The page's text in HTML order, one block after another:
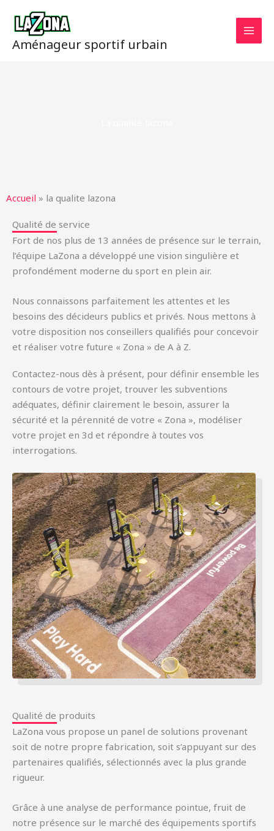
content
Aménageur sportif urbain
Accueil » la qualite lazona
Qualité de service
Fort de nos plus de 13 années de présence sur le terrain,
l’équipe LaZona a développé une vision singulière et
profondément moderne du sport en plein air.
Nous connaissons parfaitement les attentes et les
besoins des décideurs publics et privés. Nous mettons à
votre disposition nos conseillers qualifiés pour concevoir
et réaliser votre future « Zona » de A à Z.
Contactez-nous dès à présent, pour définir ensemble les
contours de votre projet, trouver les subventions
adéquates, définir clairement le besoin, assurer la
sécurité et la pérennité de votre « Zona », modéliser
votre projet en 3d et répondre à toutes vos
interrogations.
Qualité de produits
LaZona vous propose un panel de solutions provenant
soit de notre propre fabrication, soit s’appuyant sur des
partenaires qualifiés, sélectionnés avec la plus grande
rigueur.
Grâce à une analyse de performance pointue, fruit de
notre présence sur le marché des équipements sportifs